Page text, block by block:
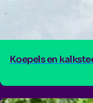
Koepels en